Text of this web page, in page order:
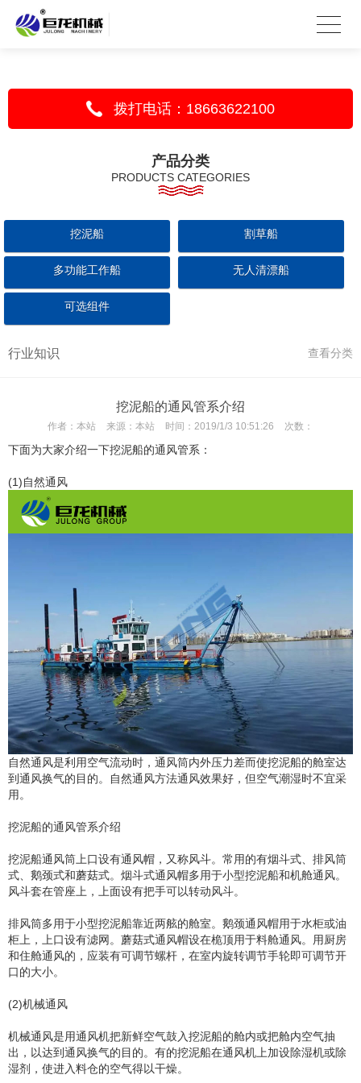
拨打电话：18663622100
产品分类
PRODUCTS CATEGORIES
挖泥船 割草船
多功能工作船 无人清漂船
可选组件
行业知识 查看分类
挖泥船的通风管系介绍
作者： 本站 来源： 本站 时间： 2019/1/3 10:51:26 次数：
下面为大家介绍一下挖泥船的通风管系：
(1)自然通风
自然通风是利用空气流动时，通风筒内外压力差而使挖泥船的舱室达
到通风换气的目的。自然通风方法通风效果好，但空气潮湿时不宜采
用。
挖泥船的通风管系介绍
挖泥船通风筒上口设有通风帽，又称风斗。常用的有烟斗式、排风筒
式、鹅颈式和蘑菇式。烟斗式通风帽多用于小型挖泥船和机舱通风。
风斗套在管座上，上面设有把手可以转动风斗。
排风筒多用于小型挖泥船靠近两舷的舱室。鹅颈通风帽用于水柜或油
柜上，上口设有滤网。蘑菇式通风帽设在桅顶用于料舱通风。用厨房
和住舱通风的，应装有可调节螺杆，在室内旋转调节手轮即可调节开
口的大小。
(2)机械通风
机械通风是用通风机把新鲜空气鼓入挖泥船的舱内或把舱内空气抽
出，以达到通风换气的目的。有的挖泥船在通风机上加设除湿机或除
湿剂，使进入料仓的空气得以干燥。